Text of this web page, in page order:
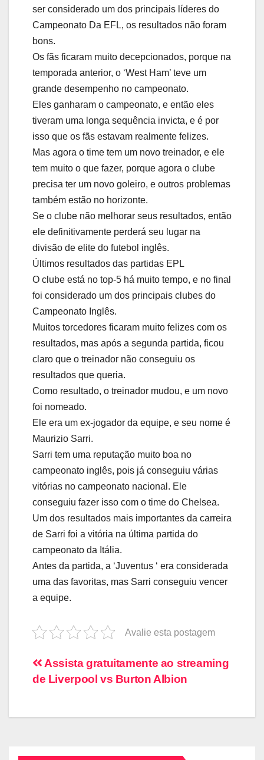
ser considerado um dos principais líderes do
Campeonato Da EFL, os resultados não foram
bons.
Os fãs ficaram muito decepcionados, porque na
temporada anterior, o ‘West Ham’ teve um
grande desempenho no campeonato.
Eles ganharam o campeonato, e então eles
tiveram uma longa sequência invicta, e é por
isso que os fãs estavam realmente felizes.
Mas agora o time tem um novo treinador, e ele
tem muito o que fazer, porque agora o clube
precisa ter um novo goleiro, e outros problemas
também estão no horizonte.
Se o clube não melhorar seus resultados, então
ele definitivamente perderá seu lugar na
divisão de elite do futebol inglês.
Últimos resultados das partidas EPL
O clube está no top-5 há muito tempo, e no final
foi considerado um dos principais clubes do
Campeonato Inglês.
Muitos torcedores ficaram muito felizes com os
resultados, mas após a segunda partida, ficou
claro que o treinador não conseguiu os
resultados que queria.
Como resultado, o treinador mudou, e um novo
foi nomeado.
Ele era um ex-jogador da equipe, e seu nome é
Maurizio Sarri.
Sarri tem uma reputação muito boa no
campeonato inglês, pois já conseguiu várias
vitórias no campeonato nacional. Ele
conseguiu fazer isso com o time do Chelsea.
Um dos resultados mais importantes da carreira
de Sarri foi a vitória na última partida do
campeonato da Itália.
Antes da partida, a ‘Juventus ‘ era considerada
uma das favoritas, mas Sarri conseguiu vencer
a equipe.
Avalie esta postagem
Navegação
artigos
Assista gratuitamente ao streaming
de Liverpool vs Burton Albion